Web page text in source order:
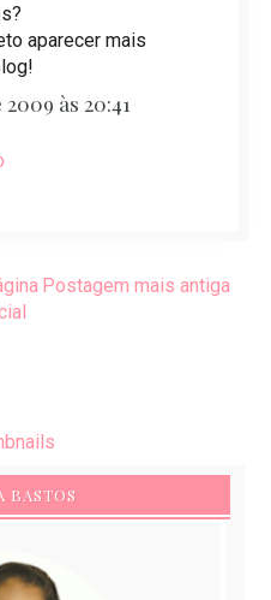
aparecer mais
às 20:41
Postagem mais antiga
BASTOS